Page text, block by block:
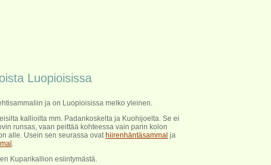
Luopioisissa
ja on Luopioisissa melko yleinen.
kallioilta mm. Padankoskelta ja Kuohijoelta. Se ei
runsas, vaan peittää kohteessa vain parin kolon
alle. Usein sen seurassa ovat hiirenhäntäsammal ja
.
Kuparikallion esiintymästä.